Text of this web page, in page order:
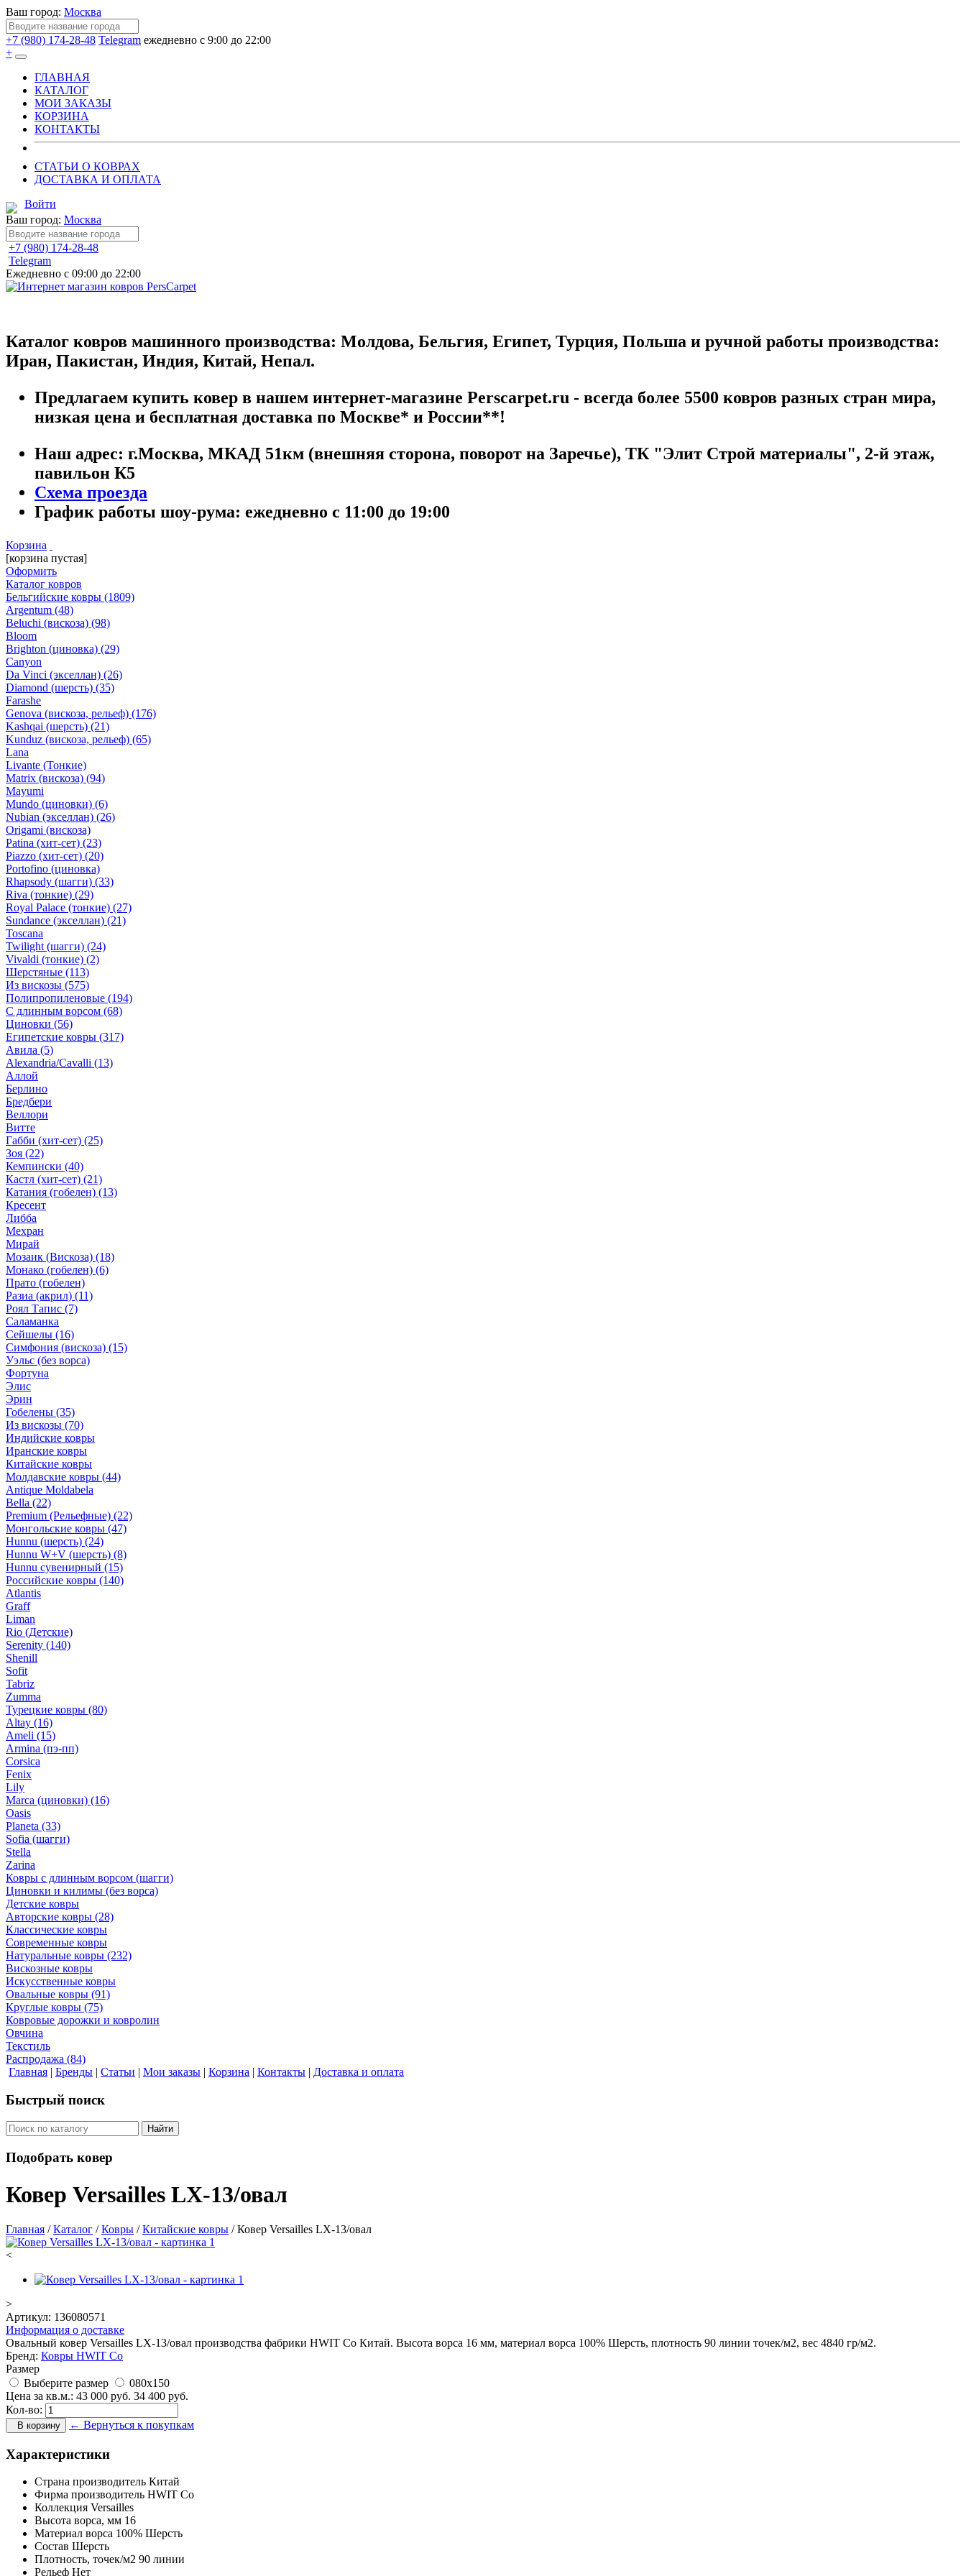
Ваш город: Москва
+7 (980) 174-28-48 Telegram ежедневно с 9:00 до 22:00
+
ГЛАВНАЯ
КАТАЛОГ
МОИ ЗАКАЗЫ
КОРЗИНА
КОНТАКТЫ
СТАТЬИ О КОВРАХ
ДОСТАВКА И ОПЛАТА
Войти
Ваш город: Москва
+7 (980) 174-28-48
Telegram
Ежедневно с 09:00 до 22:00
Каталог ковров машинного производства: Молдова, Бельгия, Египет, Турция, Польша и ручной работы производства:
Иран, Пакистан, Индия, Китай, Непал.
Предлагаем купить ковер в нашем интернет-магазине Perscarpet.ru - всегда более 5500 ковров разных стран мира,
низкая цена и бесплатная доставка по Москве* и России**!
Наш адрес: г.Москва, МКАД 51км (внешняя сторона, поворот на Заречье), ТК "Элит Строй материалы", 2-й этаж,
павильон К5
Схема проезда
График работы шоу-рума: ежедневно с 11:00 до 19:00
Корзина
[корзина пустая]
Оформить
Каталог ковров
Бельгийские ковры (1809)
Argentum (48)
Beluchi (вискоза) (98)
Bloom
Brighton (циновка) (29)
Canyon
Da Vinci (экселлан) (26)
Diamond (шерсть) (35)
Farashe
Genova (вискоза, рельеф) (176)
Kashqai (шерсть) (21)
Kunduz (вискоза, рельеф) (65)
Lana
Livante (Тонкие)
Matrix (вискоза) (94)
Mayumi
Mundo (циновки) (6)
Nubian (экселлан) (26)
Origami (вискоза)
Patina (хит-сет) (23)
Piazzo (хит-сет) (20)
Portofino (циновка)
Rhapsody (шагги) (33)
Riva (тонкие) (29)
Royal Palace (тонкие) (27)
Sundance (экселлан) (21)
Toscana
Twilight (шагги) (24)
Vivaldi (тонкие) (2)
Шерстяные (113)
Из вискозы (575)
Полипропиленовые (194)
С длинным ворсом (68)
Циновки (56)
Египетские ковры (317)
Авила (5)
Alexandria/Cavalli (13)
Аллой
Берлино
Бредбери
Веллори
Витте
Габби (хит-сет) (25)
Зоя (22)
Кемпински (40)
Кастл (хит-сет) (21)
Катания (гобелен) (13)
Кресент
Либба
Мехран
Мирай
Мозаик (Вискоза) (18)
Монако (гобелен) (6)
Прато (гобелен)
Разиа (акрил) (11)
Роял Тапис (7)
Саламанка
Сейшелы (16)
Симфония (вискоза) (15)
Уэльс (без ворса)
Фортуна
Элис
Эрин
Гобелены (35)
Из вискозы (70)
Индийские ковры
Иранские ковры
Китайские ковры
Молдавские ковры (44)
Antique Moldabela
Bella (22)
Premium (Рельефные) (22)
Монгольские ковры (47)
Hunnu (шерсть) (24)
Hunnu W+V (шерсть) (8)
Hunnu сувенирный (15)
Российские ковры (140)
Atlantis
Graff
Liman
Rio (Детские)
Serenity (140)
Shenill
Sofit
Tabriz
Zumma
Турецкие ковры (80)
Altay (16)
Ameli (15)
Armina (пэ-пп)
Corsica
Fenix
Lily
Marca (циновки) (16)
Oasis
Planeta (33)
Sofia (шагги)
Stella
Zarina
Ковры с длинным ворсом (шагги)
Циновки и килимы (без ворса)
Детские ковры
Авторские ковры (28)
Классические ковры
Современные ковры
Натуральные ковры (232)
Вискозные ковры
Искусственные ковры
Овальные ковры (91)
Круглые ковры (75)
Ковровые дорожки и ковролин
Овчина
Текстиль
Распродажа (84)
Главная | Бренды | Статьи | Мои заказы | Корзина | Контакты | Доставка и оплата
Быстрый поиск
Найти
Подобрать ковер
Ковер Versailles LX-13/овал
Главная / Каталог / Ковры / Китайские ковры / Ковер Versailles LX-13/овал
<
>
Артикул: 136080571
Информация о доставке
Овальный ковер Versailles LX-13/овал производства фабрики HWIT Co Китай. Высота ворса 16 мм, материал ворса 100% Шерсть, плотность 90 линии точек/м2, вес 4840 гр/м2.
Бренд: Ковры HWIT Co
Размер
Выберите размер
080x150
Цена за кв.м.: 43 000 руб. 34 400 руб.
Кол-во:
В корзину ← Вернуться к покупкам
Характеристики
Страна производитель Китай
Фирма производитель HWIT Co
Коллекция Versailles
Высота ворса, мм 16
Материал ворса 100% Шерсть
Состав Шерсть
Плотность, точек/м2 90 линии
Рельеф Нет